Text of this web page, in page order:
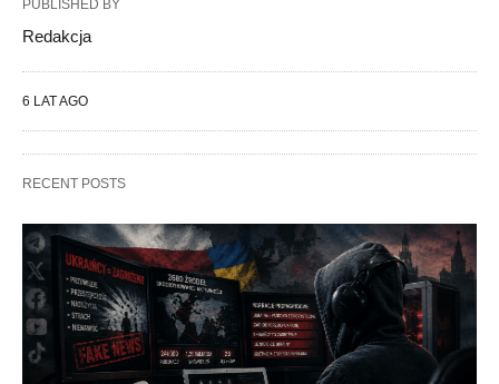
PUBLISHED BY
Redakcja
6 LAT AGO
RECENT POSTS